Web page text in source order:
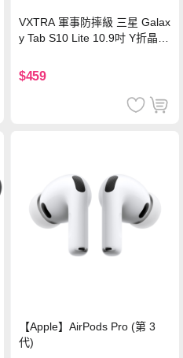
VXTRA 軍事防摔級 三星 Galax
y Tab S10 Lite 10.9吋 Y折晶透
$459
【Apple】AirPods Pro (第 3
代)